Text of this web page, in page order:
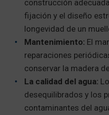
construcción
fijación y el diseño
longevidad de un
Mantenimiento: El
reparaciones
conservar la madera
La calidad del agua:
desequilibrados y los
contaminantes del